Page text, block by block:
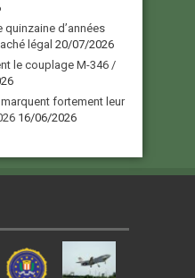
quinzaine d’années
légal 20/07/2026
le couplage M-346 /
fortement leur
16/06/2026